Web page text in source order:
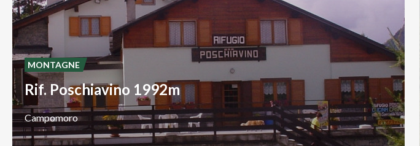
Rif. Poschiavino 1992m
Campomoro
MONTAGNE